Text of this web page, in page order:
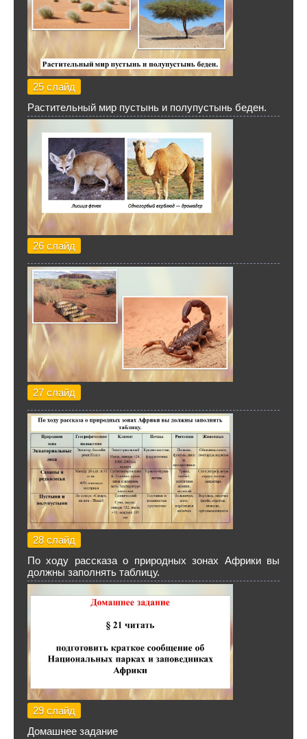
25 слайд
Растительный мир пустынь и полупустынь беден.
26 слайд
27 слайд
28 слайд
По ходу рассказа о природных зонах Африки вы
должны заполнять таблицу.
29 слайд
Домашнее задание